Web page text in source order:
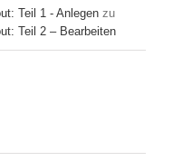
Teil 1 - Anlegen zu
Teil 2 – Bearbeiten